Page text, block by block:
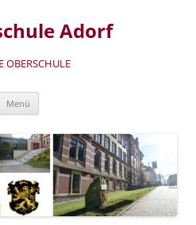
Adorf
OBERSCHULE
Menü